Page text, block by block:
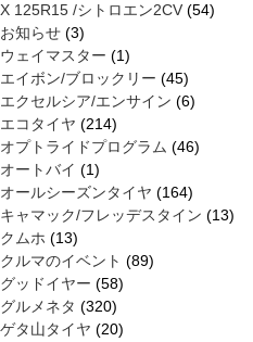
X 125R15 /シトロエン2CV (54)
お知らせ (3)
ウェイマスター (1)
エイボン/ブロックリー (45)
エクセルシア/エンサイン (6)
エコタイヤ (214)
オプトライドプログラム (46)
オートバイ (1)
オールシーズンタイヤ (164)
キャマック/フレッデスタイン (13)
クムホ (13)
クルマのイベント (89)
グッドイヤー (58)
グルメネタ (320)
ゲタ山タイヤ (20)